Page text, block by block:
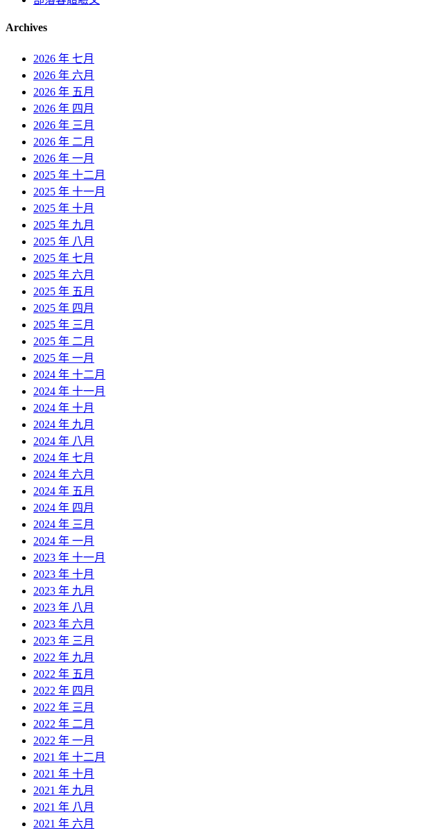
Archives
2026 年 七月
2026 年 六月
2026 年 五月
2026 年 四月
2026 年 三月
2026 年 二月
2026 年 一月
2025 年 十二月
2025 年 十一月
2025 年 十月
2025 年 九月
2025 年 八月
2025 年 七月
2025 年 六月
2025 年 五月
2025 年 四月
2025 年 三月
2025 年 二月
2025 年 一月
2024 年 十二月
2024 年 十一月
2024 年 十月
2024 年 九月
2024 年 八月
2024 年 七月
2024 年 六月
2024 年 五月
2024 年 四月
2024 年 三月
2024 年 一月
2023 年 十一月
2023 年 十月
2023 年 九月
2023 年 八月
2023 年 六月
2023 年 三月
2022 年 九月
2022 年 五月
2022 年 四月
2022 年 三月
2022 年 二月
2022 年 一月
2021 年 十二月
2021 年 十月
2021 年 九月
2021 年 八月
2021 年 六月